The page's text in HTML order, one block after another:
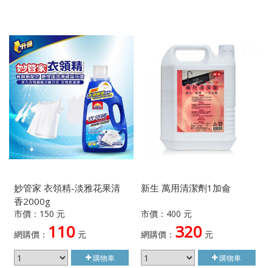
妙管家 衣領精-淡雅花果清
香2000g
市價：150 元
網購價： 110 元
購物車
新生 萬用清潔劑1加侖
市價：400 元
網購價： 320元
購物車